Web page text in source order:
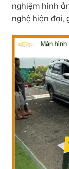
nghiệm hình
nghệ hiện đại,